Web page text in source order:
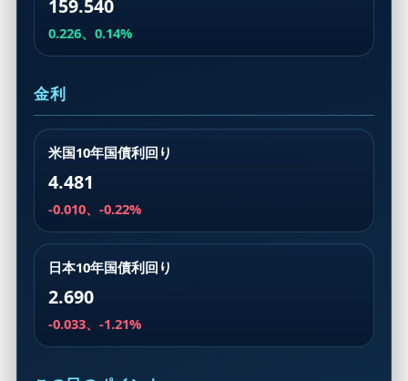
159.540
0.226、0.14%
金利
米国10年国債利回り
4.481
-0.010、-0.22%
日本10年国債利回り
2.690
-0.033、-1.21%